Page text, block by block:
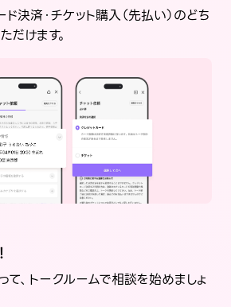
ド決済・チケット購入（先払い）のどち
だけます。
て、トークルームで相談を始めましょ